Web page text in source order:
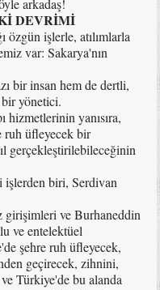
arkadaş!
DEVRİMİ
özgün işlerle, atılımlarla
var: Sakarya'nın
bir insan hem de dertli,
yönetici.
hizmetlerinin yanısıra,
ruh üfleyecek bir
gerçekleştirilebileceğinin
işlerden biri, Serdivan
girişimleri ve Burhaneddin
ve entelektüel
şehre ruh üfleyecek,
geçirecek, zihnini,
Türkiye'de bu alanda